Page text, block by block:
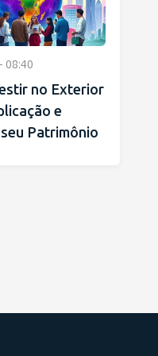
08:40
no Exterior
e
Patrimônio